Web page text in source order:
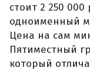
стоит 2 250
одноименный
Цена на сам
Пятиместный
который